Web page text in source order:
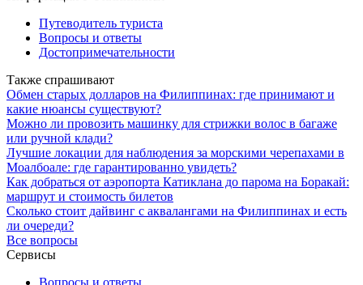
Путеводитель туриста
Вопросы и ответы
Достопримечательности
Также спрашивают
Обмен старых долларов на Филиппинах: где принимают и
какие нюансы существуют?
Можно ли провозить машинку для стрижки волос в багаже
или ручной клади?
Лучшие локации для наблюдения за морскими черепахами в
Моалбоале: где гарантированно увидеть?
Как добраться от аэропорта Катиклана до парома на Боракай:
маршрут и стоимость билетов
Сколько стоит дайвинг с аквалангами на Филиппинах и есть
ли очереди?
Все вопросы
Сервисы
Вопросы и ответы